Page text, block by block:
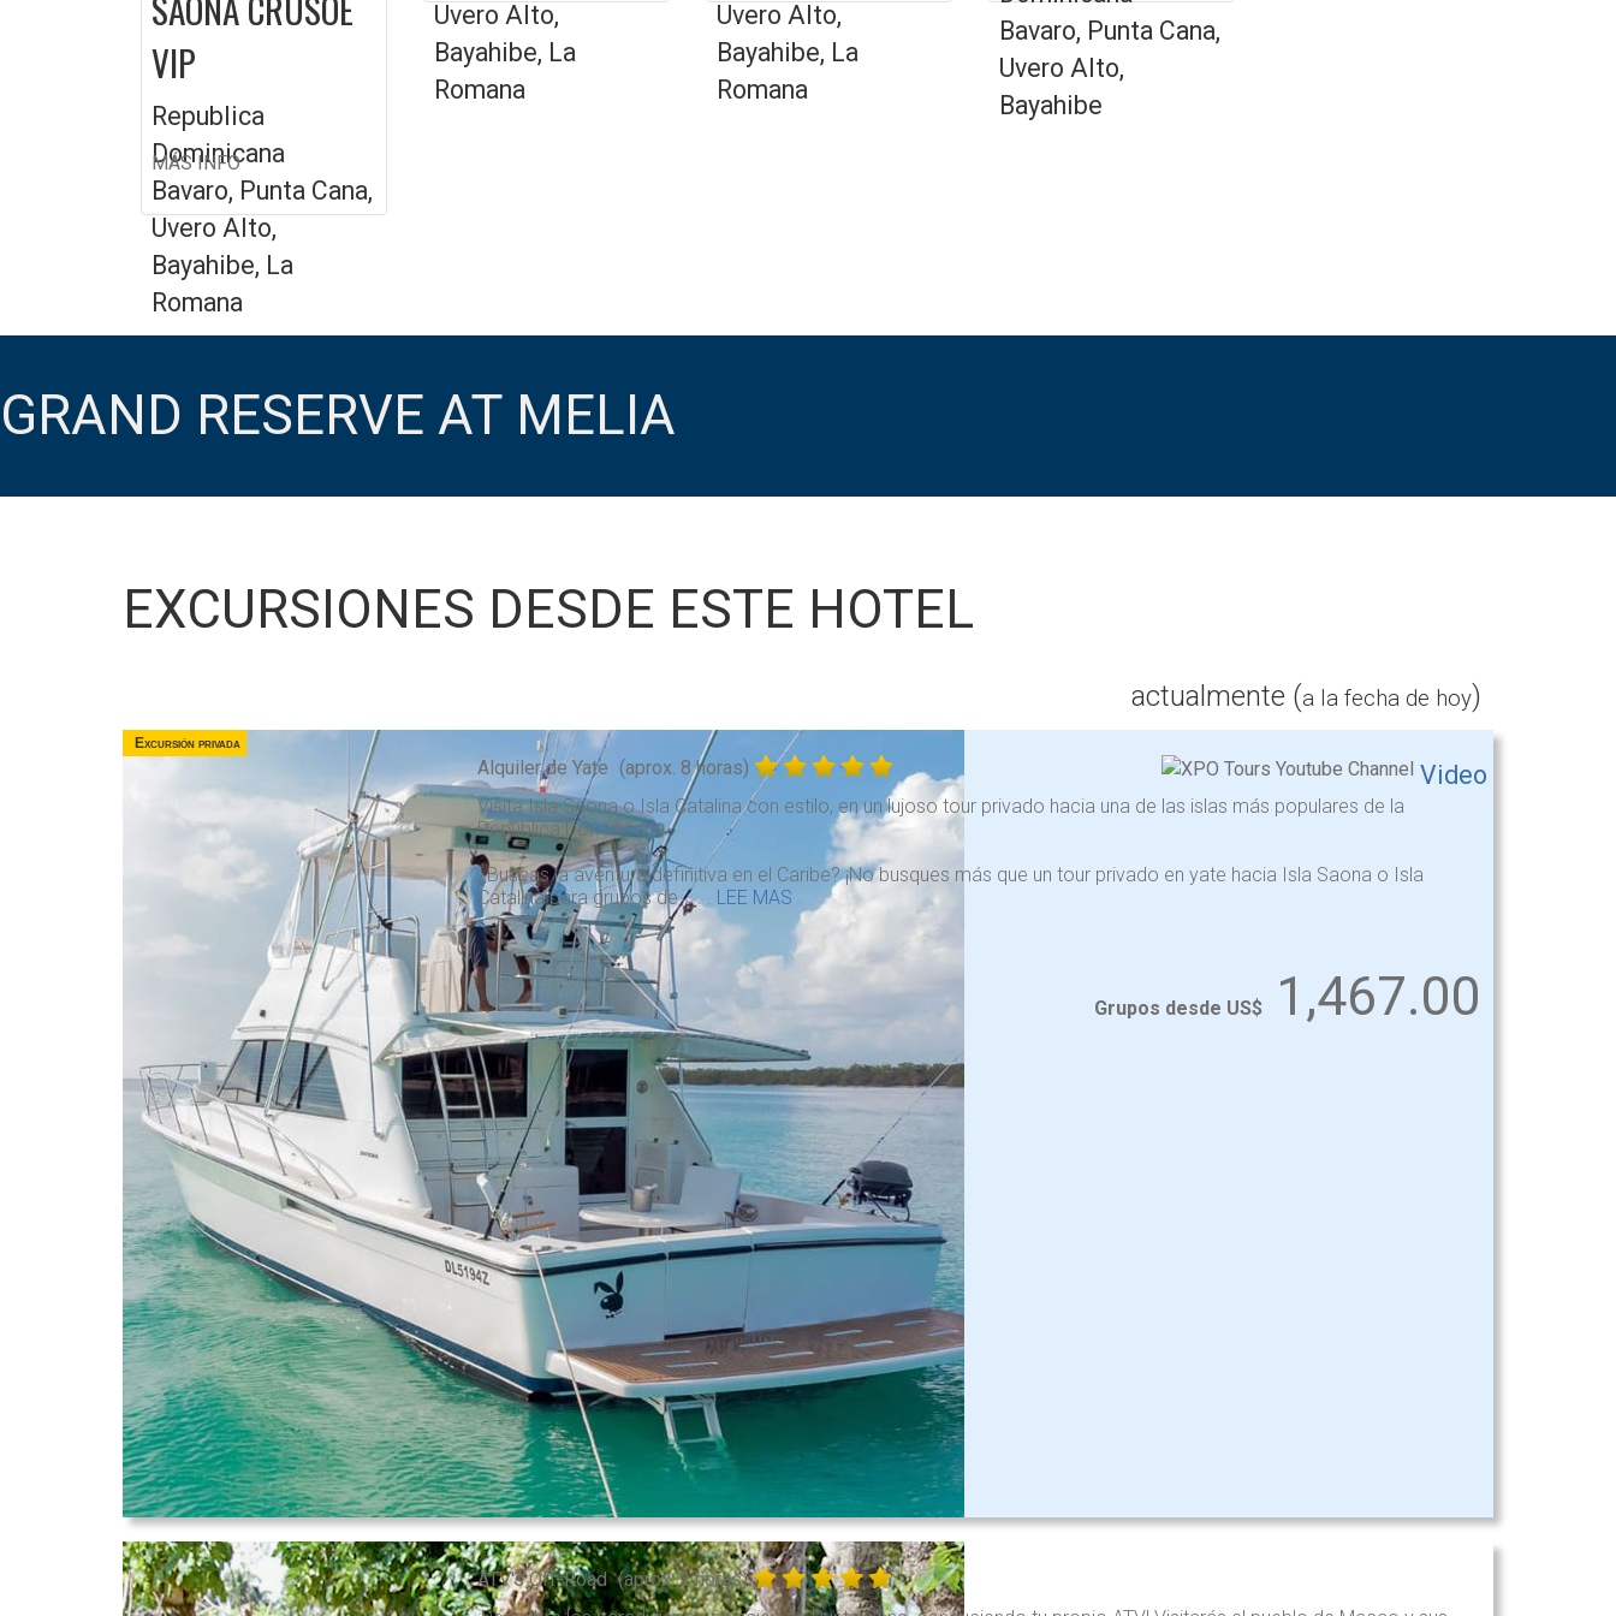
VIP
Republica
Dominicana
Bavaro, Punta Cana,
Uvero Alto,
Bayahibe, La
Romana
MÁS INFO
Uvero Alto,
Bayahibe, La
Romana
Uvero Alto,
Bayahibe, La
Romana
Bavaro, Punta Cana,
Uvero Alto,
Bayahibe
GRAND RESERVE AT MELIA
EXCURSIONES DESDE ESTE HOTEL
actualmente (a la fecha de hoy)
Excursión privada
Alquiler de Yate (aprox. 8 horas) Video
Visita Isla Saona o Isla Catalina con estilo, en un lujoso tour privado hacia una de las islas más populares de la
República Dominicana.
¿Buscas la aventura definitiva en el Caribe? ¡No busques más que un tour privado en yate hacia Isla Saona o Isla
Catalina para grupos de . . . LEE MAS
Grupos desde US$ 1,467.00
ATV's Off-Road (aprox. 3 horas)